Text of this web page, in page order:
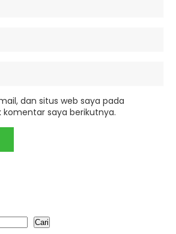
dan situs web saya pada
saya berikutnya.
Cari